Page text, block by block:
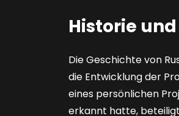
Historie
Die Geschichte von
die Entwicklung der
eines persönlichen
erkannt hatte,